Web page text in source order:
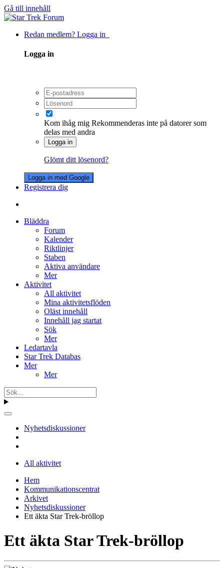
Gå till innehåll
Redan medlem? Logga in
Logga in
Kom ihåg mig Rekommenderas inte på datorer som
delas med andra
Logga in
Glömt ditt lösenord?
Logga in med Google
Registrera dig
Bläddra
Forum
Kalender
Riktlinjer
Staben
Aktiva användare
Mer
Aktivitet
All aktivitet
Mina aktivitetsflöden
Oläst innehåll
Innehåll jag startat
Sök
Mer
Ledartavla
Star Trek Databas
Mer
Mer
Nyhetsdiskussioner
All aktivitet
Hem
Kommunikationscentrat
Arkivet
Nyhetsdiskussioner
Ett äkta Star Trek-bröllop
Ett äkta Star Trek-bröllop